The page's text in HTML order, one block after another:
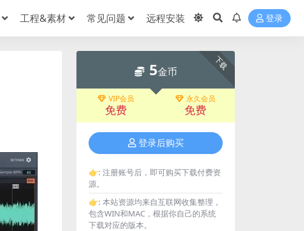
工程&素材 常见问题 远程安装 登录
下载
5金币
VIP会员
免费
永久会员
免费
登录后购买
👉: 注册账号后，即可购买下载付费资
源。
👉: 本站资源均来自互联网收集整理，
包含WIN和MAC，根据你自己的系统
下载对应的版本。